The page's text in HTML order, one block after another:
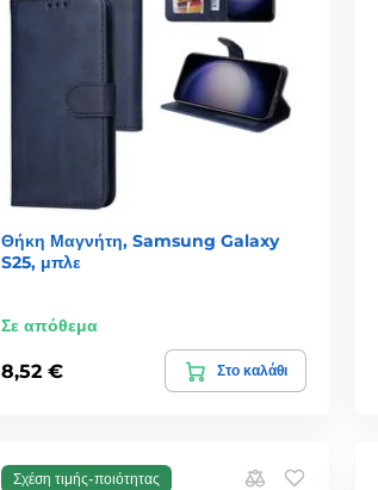
Θήκη Μαγνήτη, Samsung Galaxy
S25, μπλε
Σε απόθεμα
8,52 € Στο καλάθι
Σχέση τιμής-ποιότητας